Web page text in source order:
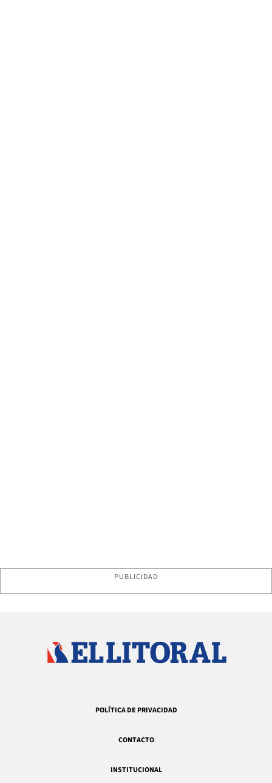
PUBLICIDAD
POLÍTICA DE PRIVACIDAD
CONTACTO
INSTITUCIONAL